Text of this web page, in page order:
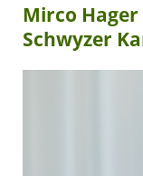
Mirco
Schwyzer